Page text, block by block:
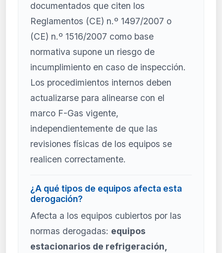
documentados que citen los
Reglamentos (CE) n.º 1497/2007 o
(CE) n.º 1516/2007 como base
normativa supone un riesgo de
incumplimiento en caso de inspección.
Los procedimientos internos deben
actualizarse para alinearse con el
marco F-Gas vigente,
independientemente de que las
revisiones físicas de los equipos se
realicen correctamente.
¿A qué tipos de equipos afecta esta
derogación?
Afecta a los equipos cubiertos por las
normas derogadas: equipos
estacionarios de refrigeración,